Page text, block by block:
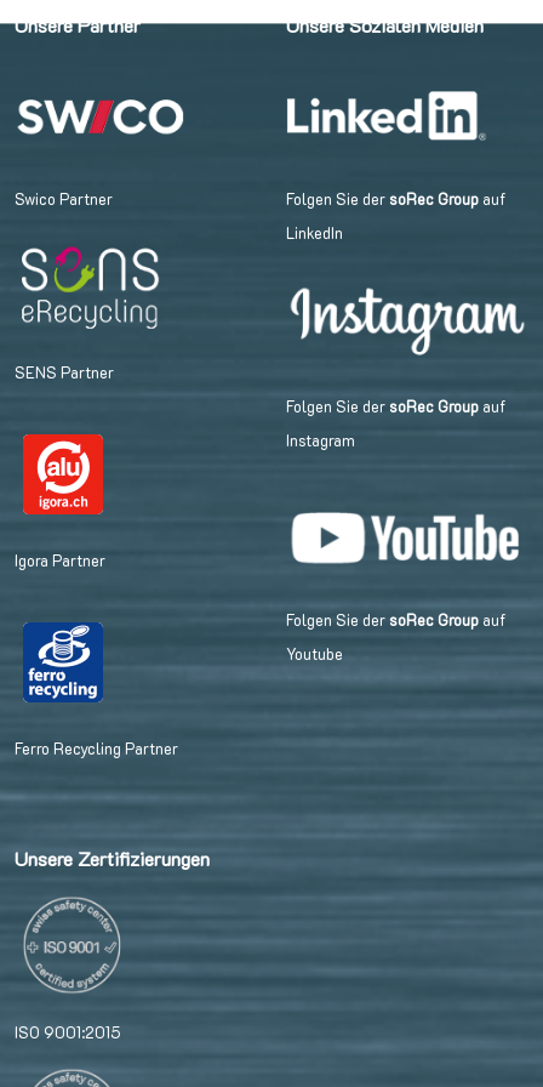
Unsere Partner
Swico Partner
SENS Partner
Igora Partner
Ferro Recycling Partner
Unsere Sozialen Medien
Folgen Sie der soRec Group auf
LinkedIn
Folgen Sie der soRec Group auf
Instagram
Folgen Sie der soRec Group auf
Youtube
Unsere Zertifizierungen
ISO 9001:2015